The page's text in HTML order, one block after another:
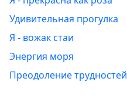
Удивительная прогулка
Я - вожак стаи
Энергия моря
Преодоление трудностей